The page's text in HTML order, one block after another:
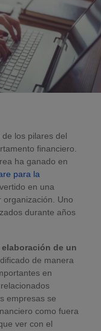
los pilares del
financiero.
ha ganado en
para la
en una
organización. Uno
durante años
de un
de manera
en
empresas se
como fuera
ver con el